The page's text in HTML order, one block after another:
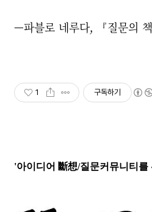
—파블로 네루다, 『질문의
1 구독하기
'아이디어 斷想/질문커뮤니티를